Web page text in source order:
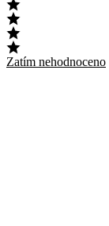
Zatím nehodnoceno